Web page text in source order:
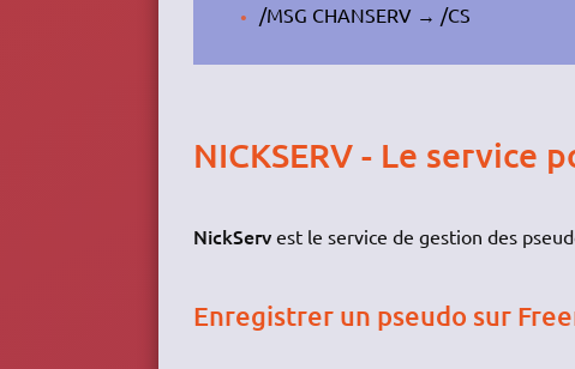
/MSG CHANSERV → /CS
NICKSERV - Le service
NickServest le service de gestion des
Enregistrer un pseudo sur